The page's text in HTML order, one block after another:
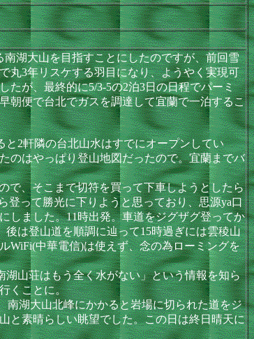
湖大山を目指すことにしたのですが、前回雪
丸3年リスケする羽目になり、ようやく実現可
たが、最終的に5/3-5の2泊3日の日程でパーミ
朝便で台北でガスを調達して宜蘭で一泊するこ
2軒隣の台北山水はすでにオープンしてい
のはやっぱり登山地図だったので。宜蘭までバ
、そこまで切符を買って下車しようとしたら
登って勝光に下りようと思っており、思源ya口
しました。11時出発。車道をジグザグ登ってか
は登山道を順調に辿って15時過ぎには雲稜山
WiFi(中華電信)は使えず、念の為ローミングを
山荘はもう全く水がない」という情報を知ら
くことに。
湖大山北峰にかかると岩場に切られた道をジ
と素晴らしい眺望でした。この日は終日晴天に